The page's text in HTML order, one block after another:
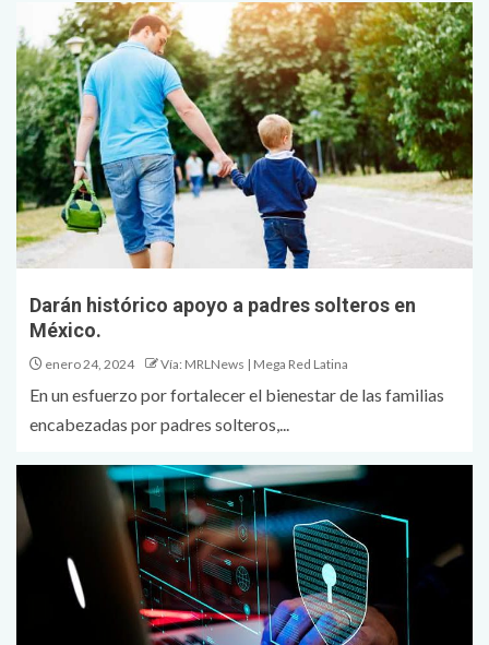
Darán histórico apoyo a padres solteros en
México.
enero 24, 2024 Vía: MRLNews | Mega Red Latina
En un esfuerzo por fortalecer el bienestar de las familias
encabezadas por padres solteros,...